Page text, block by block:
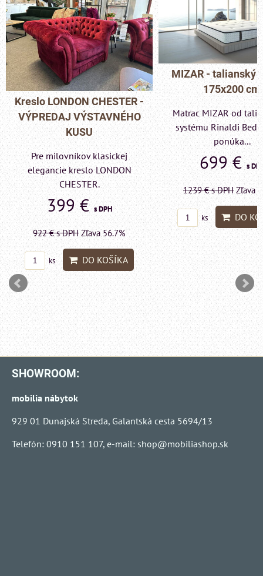
CHESTER -
VÝSTAVNÉHO
KUSU
milovníkov klasickej
kreslo LONDON
CHESTER.
399 €s DPH
€s DPH Zľava 56.7%
ks DO KOŠÍKA
MIZAR - talianský matrac
175x200 cm
Matrac MIZAR od talianskeho
systému Rinaldi Bed System
ponúka...
699 €s DPH
1239 €s DPH Zľava 43.6%
ks DO KOŠÍKA
SHOWROOM:
mobilia nábytok
929 01 Dunajská Streda, Galantská cesta 5694/13
Telefón: 0910 151 107, e-mail: shop@mobiliashop.sk